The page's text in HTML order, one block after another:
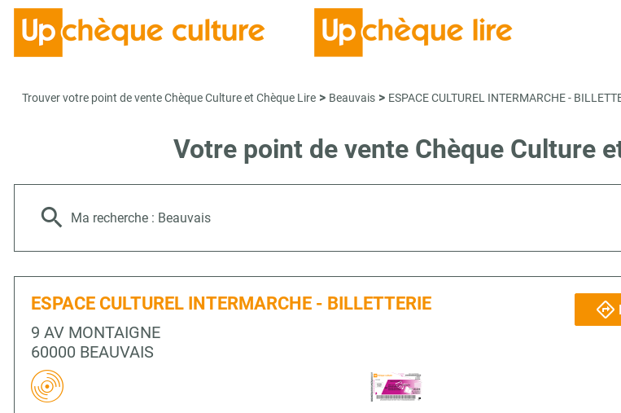
Trouver votre point de vente Chèque Culture et Chèque Lire > Beauvais > ESPACE CULTUREL INTERMARCHE -
Votre point de vente Chèque Culture
Ma recherche : Beauvais
ESPACE CULTUREL INTERMARCHE - BILLETTERIE
9 AV MONTAIGNE
60000 BEAUVAIS